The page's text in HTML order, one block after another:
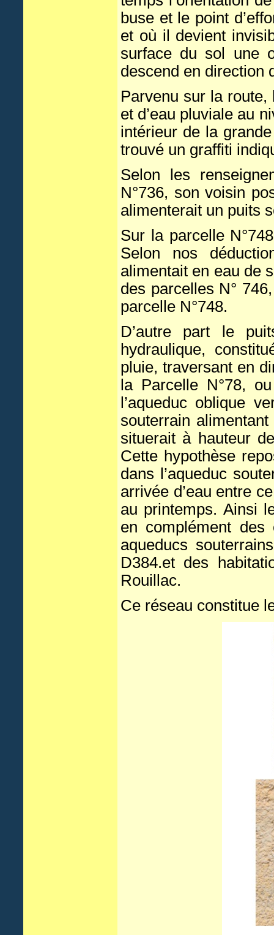
buse et le point
et où il devient
surface du sol une
descend en direction
Parvenu sur la route,
et d’eau pluviale au
intérieur de la
trouvé un graffiti
Selon les
N°736, son voisin
alimenterait un puits
Sur la parcelle
Selon nos
alimentait en eau de
des parcelles N°
parcelle N°748.
D’autre part le
hydraulique,
pluie, traversant en
la Parcelle N°78,
l’aqueduc oblique
souterrain
situerait à hauteur
Cette hypothèse
dans l’aqueduc
arrivée d’eau entre
au printemps. Ainsi
en complément
aqueducs
D384.et des
Rouillac.
Ce réseau constitue